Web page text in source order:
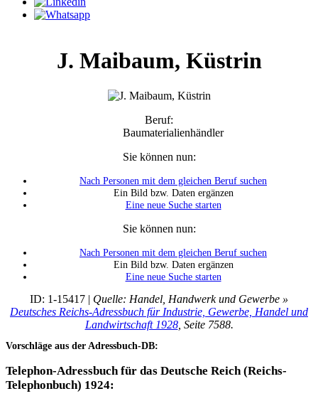
J. Maibaum, Küstrin
Beruf:
Baumaterialienhändler
Sie können nun:
Nach Personen mit dem gleichen Beruf suchen
Ein Bild bzw. Daten ergänzen
Eine neue Suche starten
Sie können nun:
Nach Personen mit dem gleichen Beruf suchen
Ein Bild bzw. Daten ergänzen
Eine neue Suche starten
ID: 1-15417 | Quelle: Handel, Handwerk und Gewerbe »
Deutsches Reichs-Adressbuch für Industrie, Gewerbe, Handel und
Landwirtschaft 1928, Seite 7588.
Vorschläge aus der Adressbuch-DB:
Telephon-Adressbuch für das Deutsche Reich (Reichs-
Telephonbuch) 1924: